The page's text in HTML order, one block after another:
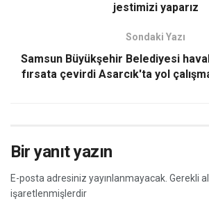
jestimizi yaparız
Sondaki Yazı
Samsun Büyükşehir Belediyesi
fırsata çevirdi Asarcık'ta yol
Bir yanıt yazın
E-posta adresiniz yayınlanmayacak. Gerekli
işaretlenmişlerdir